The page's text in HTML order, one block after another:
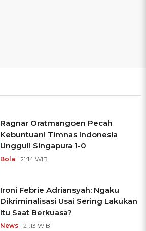
Ragnar Oratmangoen Pecah
Kebuntuan! Timnas Indonesia
Ungguli Singapura 1-0
Bola | 21:14 WIB
Ironi Febrie Adriansyah: Ngaku
Dikriminalisasi Usai Sering Lakukan
Itu Saat Berkuasa?
News | 21:13 WIB